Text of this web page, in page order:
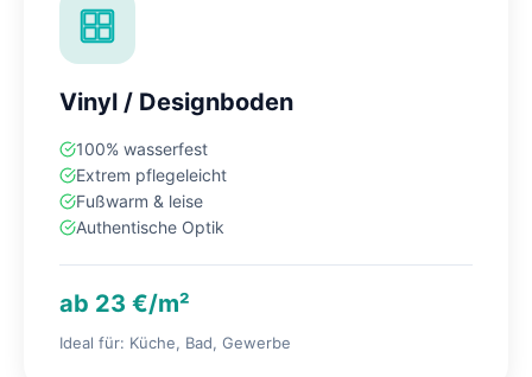
Vinyl / Designboden
100% wasserfest
Extrem pflegeleicht
Fußwarm & leise
Authentische Optik
ab 23 €/m²
Ideal für: Küche, Bad, Gewerbe